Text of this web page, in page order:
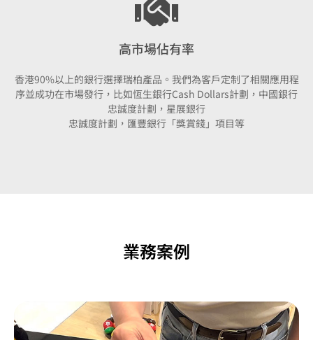
高市場佔有率
香港90%以上的銀行選擇瑞柏產品。我們為客戶定制了相關應用程
序並成功在市場發行，比如恆生銀行Cash Dollars計劃，中國銀行
忠誠度計劃，星展銀行
忠誠度計劃，匯豐銀行「獎賞錢」項目等
業務案例